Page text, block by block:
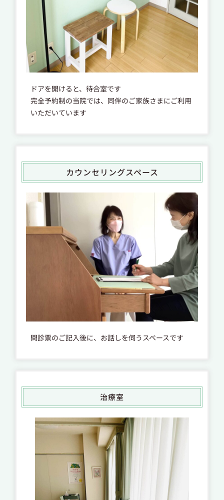
ドアを開けると、待合室です
完全予約制の当院では、同伴のご家族さまにご利用
いただいています
カウンセリングスペース
問診票のご記入後に、お話しを伺うスペースです
治療室